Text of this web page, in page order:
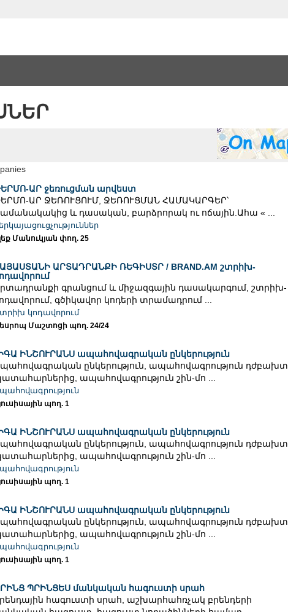
ԱՐ ջեռուցման արվեստ
ԱՐ ՋԵՌՈՒՑՈՒՄ, ՋԵՌՈՒՑՄԱՆ ՀԱՄԱԿԱՐԳԵՐ՝
և դասական, բարձրորակ ու ոճային.Ահա « ...
Մանուկյան փող. 25
ԱՐՏԱԴՐԱՆՔԻ ՌԵԳԻՍՏՐ / BRAND.AM շտրիխ-
գրանցում և միջազգային դասակարգում, շտրիխ-
գծիկավոր կոդերի տրամադրում ...
կոդավորում
Մաշտոցի պող. 24/24
ԻՆՇՈՒՐԱՆՍ ապահովագրական ընկերություն
ընկերություն, ապահովագրություն դժբախտ
ապահովագրություն շին-մո ...
պող. 1
ԻՆՇՈՒՐԱՆՍ ապահովագրական ընկերություն
ընկերություն, ապահովագրություն դժբախտ
ապահովագրություն շին-մո ...
պող. 1
ԻՆՇՈՒՐԱՆՍ ապահովագրական ընկերություն
ընկերություն, ապահովագրություն դժբախտ
ապահովագրություն շին-մո ...
պող. 1
ՊՐԻՆՑԵՍ մանկական հագուստի սրահ
հագուստի սրահ, աշխարհահռչակ բրենդերի